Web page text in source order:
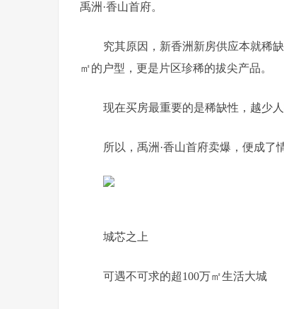
禹洲·香山首府。
究其原因，新香洲新房供应本就稀
㎡的户型，更是片区珍稀的拔尖产品。
现在买房最重要的是稀缺性，越少
所以，禹洲·香山首府卖爆，便成了
城芯之上
可遇不可求的超100万㎡生活大城